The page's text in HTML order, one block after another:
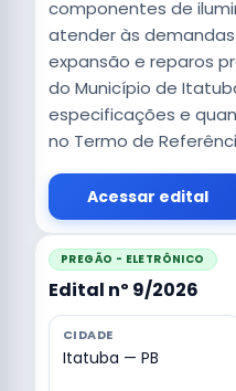
componentes de
atender às
expansão e reparos
do Município de
especificações e
no Termo de
Acessar edital
PREGÃO - ELETRÔNICO
Edital nº 9/2026
CIDADE
Itatuba — PB